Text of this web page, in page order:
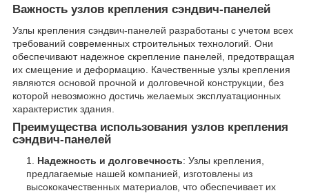
Важность узлов крепления сэндвич-панелей
Узлы крепления сэндвич-панелей разработаны с учетом всех
требований современных строительных технологий. Они
обеспечивают надежное скрепление панелей, предотвращая
их смещение и деформацию. Качественные узлы крепления
являются основой прочной и долговечной конструкции, без
которой невозможно достичь желаемых эксплуатационных
характеристик здания.
Преимущества использования узлов крепления
сэндвич-панелей
Надежность и долговечность: Узлы крепления,
предлагаемые нашей компанией, изготовлены из
высококачественных материалов, что обеспечивает их